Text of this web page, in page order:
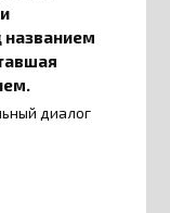
названием
диалог